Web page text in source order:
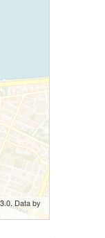
Data by